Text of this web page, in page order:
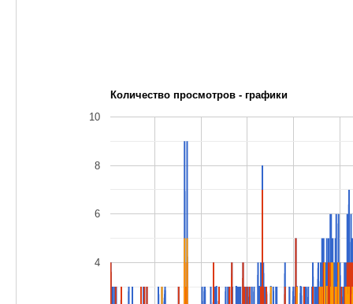
Количество просмотров - графики
4
6
8
10